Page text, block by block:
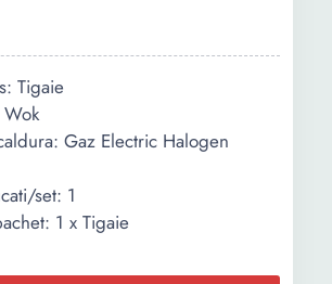
Tigaie
Gaz Electric Halogen
set: 1
1 x Tigaie